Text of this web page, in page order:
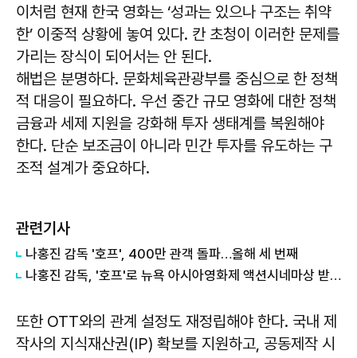
이처럼 현재 한국 영화는 ‘성과는 있으나 구조는 취약
한’ 이중적 상황에 놓여 있다. 칸 초청이 이러한 문제를
가리는 장식이 되어서는 안 된다.
해법은 분명하다. 문화체육관광부를 중심으로 한 정책
적 대응이 필요하다. 우선 중간 규모 영화에 대한 정책
금융과 세제 지원을 강화해 투자 생태계를 복원해야
한다. 단순 보조금이 아니라 민간 투자를 유도하는 구
조적 설계가 중요하다.
관련기사
나홍진 감독 '호프', 400만 관객 돌파…올해 세 번째
나홍진 감독, '호프'로 뉴욕 아시아영화제 액션시네마상 받아
또한 OTT와의 관계 설정도 재정립해야 한다. 국내 제
작사의 지식재산권(IP) 확보를 지원하고, 공동제작 시